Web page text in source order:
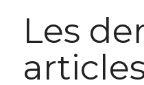
Les